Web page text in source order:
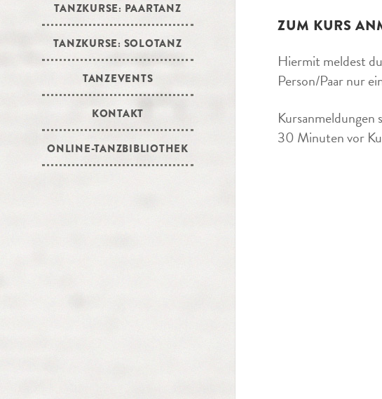
TANZKURSE: PAARTANZ
TANZKURSE: SOLOTANZ
TANZEVENTS
KONTAKT
ONLINE-TANZBIBLIOTHEK
ZUM KURS
Hiermit meldest
Person/Paar nur
30 Minuten vor